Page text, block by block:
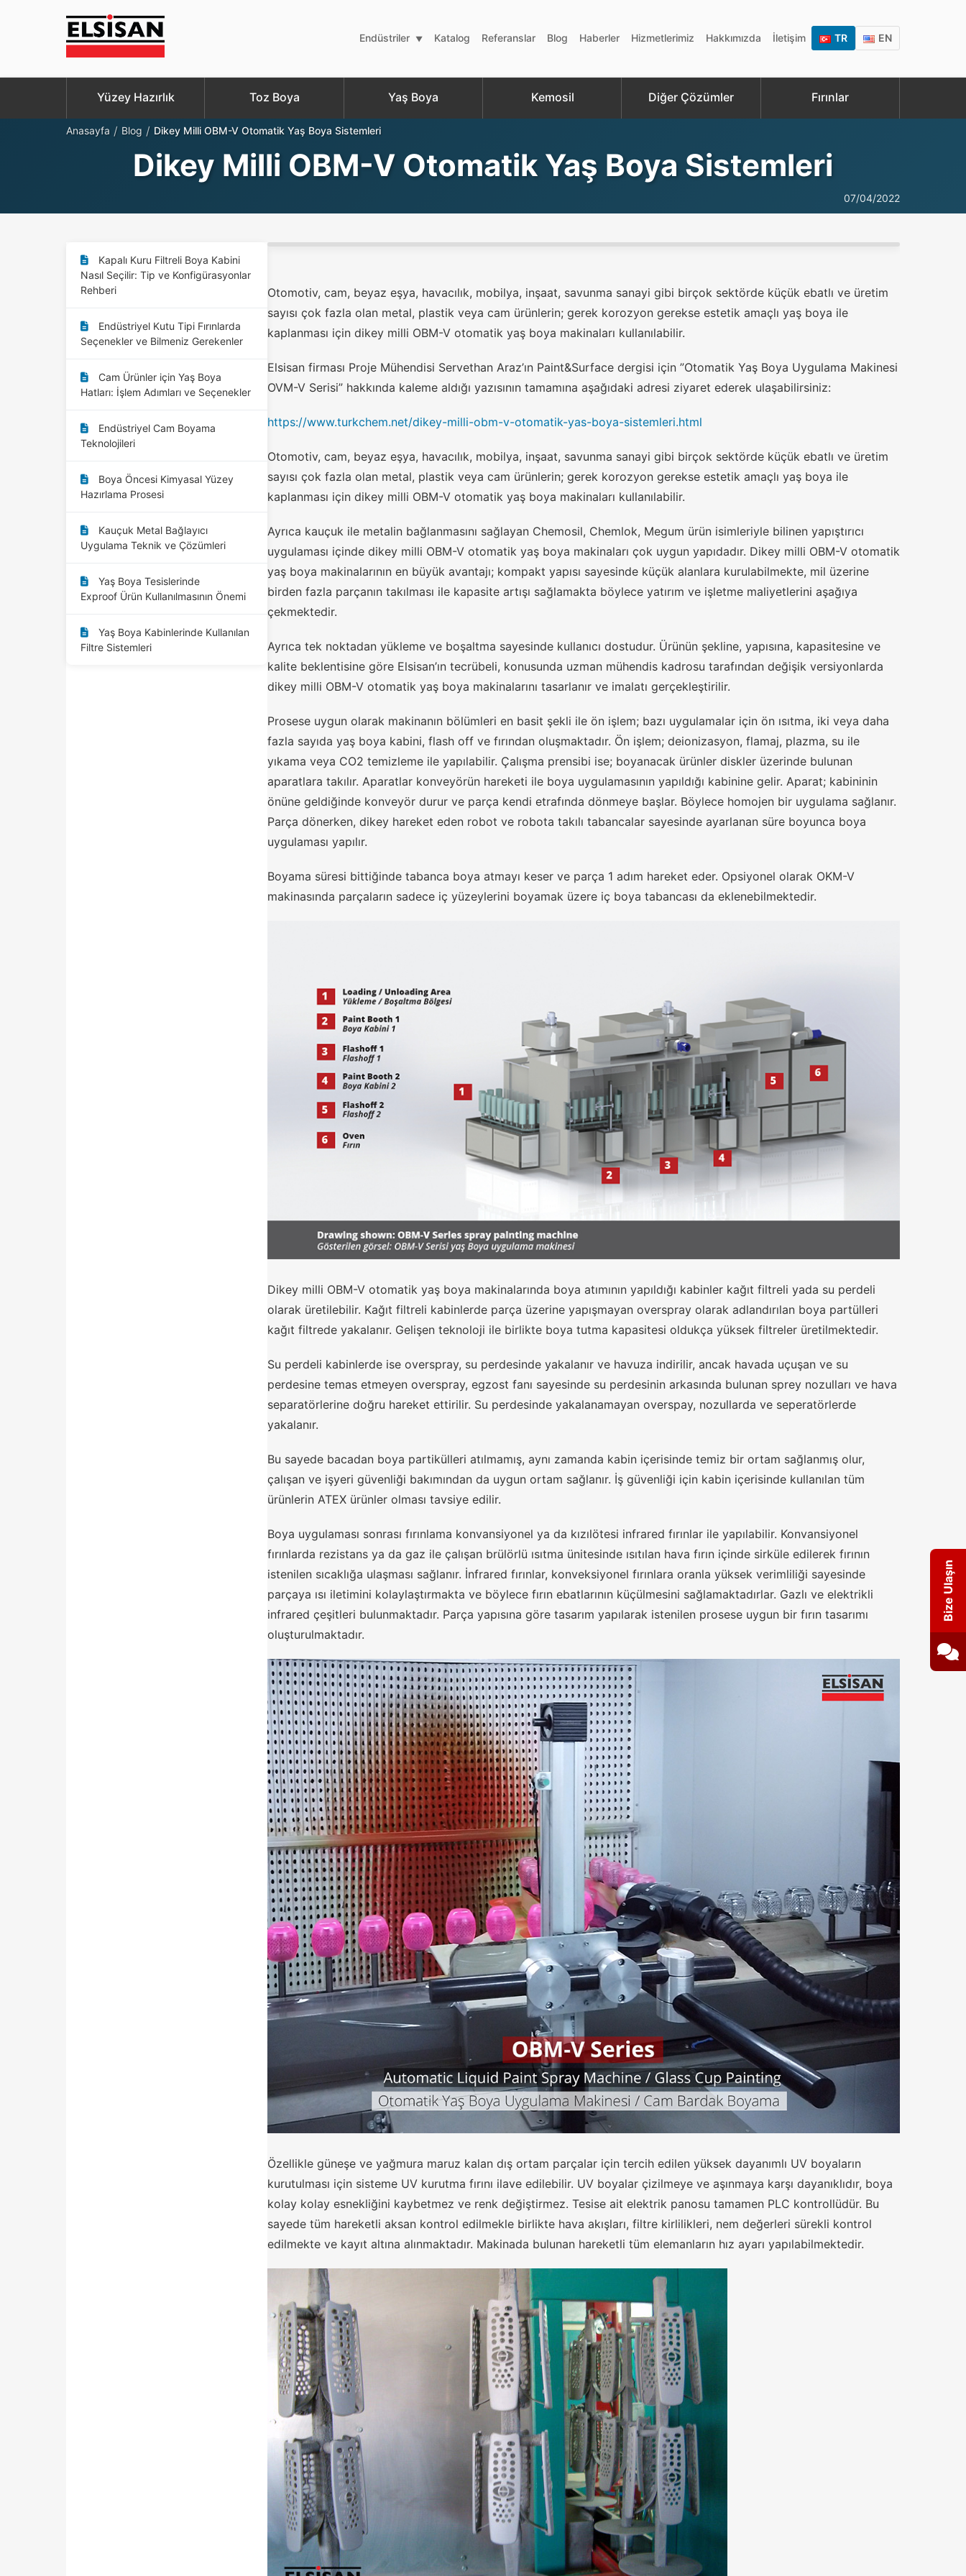
Endüstriler Katalog Referanslar Blog Haberler Hizmetlerimiz Hakkımızda İletişim TR EN
Yüzey Hazırlık Toz Boya Yaş Boya Kemosil Diğer Çözümler Fırınlar
Anasayfa / Blog / Dikey Milli OBM-V Otomatik Yaş Boya Sistemleri
Dikey Milli OBM-V Otomatik Yaş Boya Sistemleri
07/04/2022
Kapalı Kuru Filtreli Boya Kabini
Nasıl Seçilir: Tip ve Konfigürasyonlar
Rehberi
Endüstriyel Kutu Tipi Fırınlarda
Seçenekler ve Bilmeniz Gerekenler
Cam Ürünler için Yaş Boya
Hatları: İşlem Adımları ve Seçenekler
Endüstriyel Cam Boyama
Teknolojileri
Boya Öncesi Kimyasal Yüzey
Hazırlama Prosesi
Kauçuk Metal Bağlayıcı
Uygulama Teknik ve Çözümleri
Yaş Boya Tesislerinde
Exproof Ürün Kullanılmasının Önemi
Yaş Boya Kabinlerinde Kullanılan
Filtre Sistemleri
Otomotiv, cam, beyaz eşya, havacılık, mobilya, inşaat, savunma sanayi gibi birçok sektörde küçük ebatlı ve üretim
sayısı çok fazla olan metal, plastik veya cam ürünlerin; gerek korozyon gerekse estetik amaçlı yaş boya ile
kaplanması için dikey milli OBM-V otomatik yaş boya makinaları kullanılabilir.
Elsisan firması Proje Mühendisi Servethan Araz’ın Paint&Surface dergisi için ”Otomatik Yaş Boya Uygulama Makinesi
OVM-V Serisi” hakkında kaleme aldığı yazısının tamamına aşağıdaki adresi ziyaret ederek ulaşabilirsiniz:
https://www.turkchem.net/dikey-milli-obm-v-otomatik-yas-boya-sistemleri.html
Otomotiv, cam, beyaz eşya, havacılık, mobilya, inşaat, savunma sanayi gibi birçok sektörde küçük ebatlı ve üretim
sayısı çok fazla olan metal, plastik veya cam ürünlerin; gerek korozyon gerekse estetik amaçlı yaş boya ile
kaplanması için dikey milli OBM-V otomatik yaş boya makinaları kullanılabilir.
Ayrıca kauçuk ile metalin bağlanmasını sağlayan Chemosil, Chemlok, Megum ürün isimleriyle bilinen yapıştırıcı
uygulaması içinde dikey milli OBM-V otomatik yaş boya makinaları çok uygun yapıdadır. Dikey milli OBM-V otomatik
yaş boya makinalarının en büyük avantajı; kompakt yapısı sayesinde küçük alanlara kurulabilmekte, mil üzerine
birden fazla parçanın takılması ile kapasite artışı sağlamakta böylece yatırım ve işletme maliyetlerini aşağıya
çekmektedir.
Ayrıca tek noktadan yükleme ve boşaltma sayesinde kullanıcı dostudur. Ürünün şekline, yapısına, kapasitesine ve
kalite beklentisine göre Elsisan’ın tecrübeli, konusunda uzman mühendis kadrosu tarafından değişik versiyonlarda
dikey milli OBM-V otomatik yaş boya makinalarını tasarlanır ve imalatı gerçekleştirilir.
Prosese uygun olarak makinanın bölümleri en basit şekli ile ön işlem; bazı uygulamalar için ön ısıtma, iki veya daha
fazla sayıda yaş boya kabini, flash off ve fırından oluşmaktadır. Ön işlem; deionizasyon, flamaj, plazma, su ile
yıkama veya CO2 temizleme ile yapılabilir. Çalışma prensibi ise; boyanacak ürünler diskler üzerinde bulunan
aparatlara takılır. Aparatlar konveyörün hareketi ile boya uygulamasının yapıldığı kabinine gelir. Aparat; kabininin
önüne geldiğinde konveyör durur ve parça kendi etrafında dönmeye başlar. Böylece homojen bir uygulama sağlanır.
Parça dönerken, dikey hareket eden robot ve robota takılı tabancalar sayesinde ayarlanan süre boyunca boya
uygulaması yapılır.
Boyama süresi bittiğinde tabanca boya atmayı keser ve parça 1 adım hareket eder. Opsiyonel olarak OKM-V
makinasında parçaların sadece iç yüzeylerini boyamak üzere iç boya tabancası da eklenebilmektedir.
Dikey milli OBM-V otomatik yaş boya makinalarında boya atımının yapıldığı kabinler kağıt filtreli yada su perdeli
olarak üretilebilir. Kağıt filtreli kabinlerde parça üzerine yapışmayan overspray olarak adlandırılan boya partülleri
kağıt filtrede yakalanır. Gelişen teknoloji ile birlikte boya tutma kapasitesi oldukça yüksek filtreler üretilmektedir.
Su perdeli kabinlerde ise overspray, su perdesinde yakalanır ve havuza indirilir, ancak havada uçuşan ve su
perdesine temas etmeyen overspray, egzost fanı sayesinde su perdesinin arkasında bulunan sprey nozulları ve hava
separatörlerine doğru hareket ettirilir. Su perdesinde yakalanamayan overspay, nozullarda ve seperatörlerde
yakalanır.
Bu sayede bacadan boya partikülleri atılmamış, aynı zamanda kabin içerisinde temiz bir ortam sağlanmış olur,
çalışan ve işyeri güvenliği bakımından da uygun ortam sağlanır. İş güvenliği için kabin içerisinde kullanılan tüm
ürünlerin ATEX ürünler olması tavsiye edilir.
Boya uygulaması sonrası fırınlama konvansiyonel ya da kızılötesi infrared fırınlar ile yapılabilir. Konvansiyonel
fırınlarda rezistans ya da gaz ile çalışan brülörlü ısıtma ünitesinde ısıtılan hava fırın içinde sirküle edilerek fırının
istenilen sıcaklığa ulaşması sağlanır. İnfrared fırınlar, konveksiyonel fırınlara oranla yüksek verimliliği sayesinde
parçaya ısı iletimini kolaylaştırmakta ve böylece fırın ebatlarının küçülmesini sağlamaktadırlar. Gazlı ve elektrikli
infrared çeşitleri bulunmaktadır. Parça yapısına göre tasarım yapılarak istenilen prosese uygun bir fırın tasarımı
oluşturulmaktadır.
Özellikle güneşe ve yağmura maruz kalan dış ortam parçalar için tercih edilen yüksek dayanımlı UV boyaların
kurutulması için sisteme UV kurutma fırını ilave edilebilir. UV boyalar çizilmeye ve aşınmaya karşı dayanıklıdır, boya
kolay kolay esnekliğini kaybetmez ve renk değiştirmez. Tesise ait elektrik panosu tamamen PLC kontrollüdür. Bu
sayede tüm hareketli aksan kontrol edilmekle birlikte hava akışları, filtre kirlilikleri, nem değerleri sürekli kontrol
edilmekte ve kayıt altına alınmaktadır. Makinada bulunan hareketli tüm elemanların hız ayarı yapılabilmektedir.
Bize Ulaşın